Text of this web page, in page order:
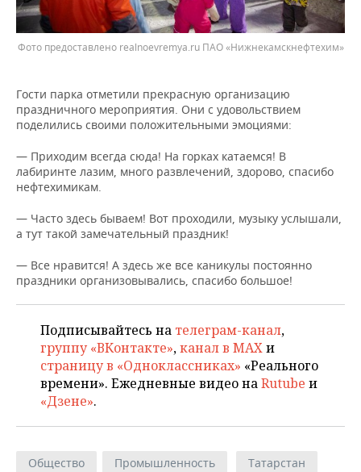
Фото предоставлено realnoevremya.ru ПАО «Нижнекамскнефтехим»
Гости парка отметили прекрасную организацию
праздничного мероприятия. Они с удовольствием
поделились своими положительными эмоциями:
— Приходим всегда сюда! На горках катаемся! В
лабиринте лазим, много развлечений, здорово, спасибо
нефтехимикам.
— Часто здесь бываем! Вот проходили, музыку услышали,
а тут такой замечательный праздник!
— Все нравится! А здесь же все каникулы постоянно
праздники организовывались, спасибо большое!
Подписывайтесь на телеграм-канал,
группу «ВКонтакте»,канал в MAXи
страницу в «Одноклассниках» «Реального
времени». Ежедневные видео наRutube и
«Дзене».
Общество Промышленность
Татарстан